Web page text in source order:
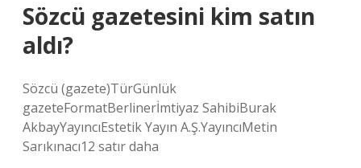
Sözcü gazetesini kim satın
aldı?
Sözcü (gazete)TürGünlük
gazeteFormatBerlinerİmtiyaz SahibiBurak
AkbayYayıncıEstetik Yayın A.Ş.YayıncıMetin
Sarıkınacı12 satır daha